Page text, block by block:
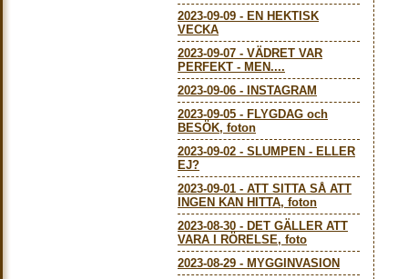
2023-09-09 - EN HEKTISK
VECKA
2023-09-07 - VÄDRET VAR
PERFEKT - MEN....
2023-09-06 -
INSTAGRAM
2023-09-05 - FLYGDAG och
BESÖK, foton
2023-09-02 - SLUMPEN - ELLER
EJ?
2023-09-01 - ATT SITTA SÅ ATT
INGEN KAN HITTA, foton
2023-08-30 - DET GÄLLER ATT
VARA I RÖRELSE, foto
2023-08-29 - MYGGINVASION